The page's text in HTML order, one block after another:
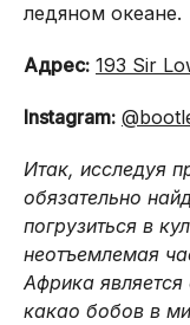
ледяном океане.
Адрес: 193 Sir
Instagram:
Итак, исследуя
обязательно
погрузиться в
неотъемлемая
Африка
какао бобов в